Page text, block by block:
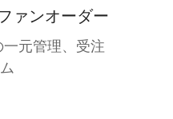
ァンオーダー
一元管理、受注